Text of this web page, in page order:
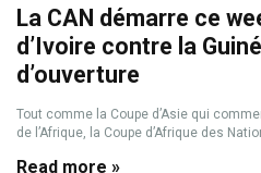
La CAN démarre ce
d’Ivoire contre la
d’ouverture
Tout comme la Coupe d’Asie qui
de l’Afrique, la Coupe d’Afrique des
Read more »